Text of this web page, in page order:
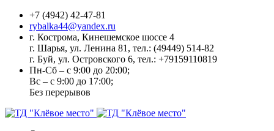
+7 (4942) 42-47-81
rybalka44@yandex.ru
г. Кострома, Кинешемское шоссе 4
г. Шарья, ул. Ленина 81, тел.: (49449) 514-82
г. Буй, ул. Островского 6, тел.: +79159110819
Пн-Сб – с 9:00 до 20:00;
Вс – с 9:00 до 17:00;
Без перерывов